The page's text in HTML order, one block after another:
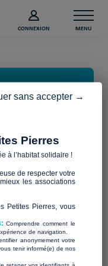
CONNEXION MENU
?
d’énergie
précaires
Pierres
à l’habitat solidaire !
de respecter votre
les associations
Petites Pierres, vous
Comprendre comment le
de navigation.
anonymement votre
tenir informé(e) de nos
sans accepter →